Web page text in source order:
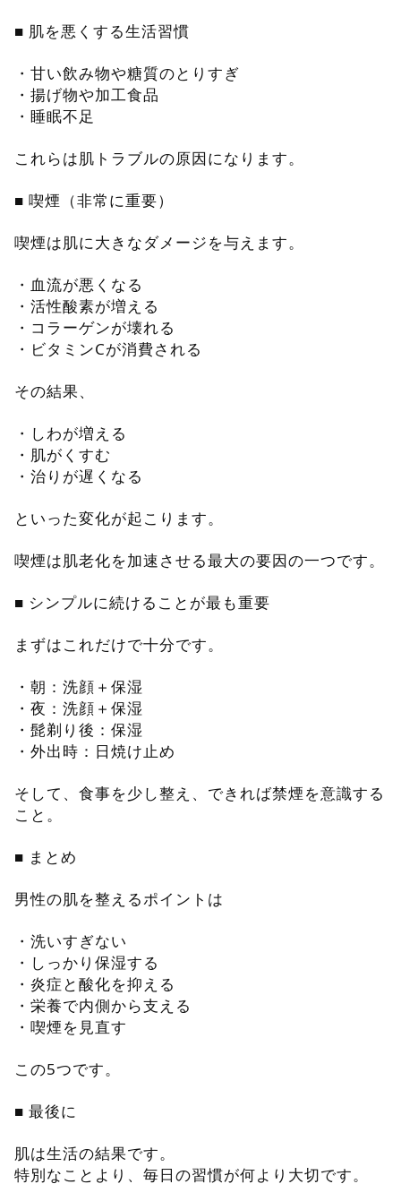
■ 肌を悪くする生活習慣
・甘い飲み物や糖質のとりすぎ
・揚げ物や加工食品
・睡眠不足
これらは肌トラブルの原因になります。
■ 喫煙（非常に重要）
喫煙は肌に大きなダメージを与えます。
・血流が悪くなる
・活性酸素が増える
・コラーゲンが壊れる
・ビタミンCが消費される
その結果、
・しわが増える
・肌がくすむ
・治りが遅くなる
といった変化が起こります。
喫煙は肌老化を加速させる最大の要因の一つです。
■ シンプルに続けることが最も重要
まずはこれだけで十分です。
・朝：洗顔＋保湿
・夜：洗顔＋保湿
・髭剃り後：保湿
・外出時：日焼け止め
そして、食事を少し整え、できれば禁煙を意識する
こと。
■ まとめ
男性の肌を整えるポイントは
・洗いすぎない
・しっかり保湿する
・炎症と酸化を抑える
・栄養で内側から支える
・喫煙を見直す
この5つです。
■ 最後に
肌は生活の結果です。
特別なことより、毎日の習慣が何より大切です。